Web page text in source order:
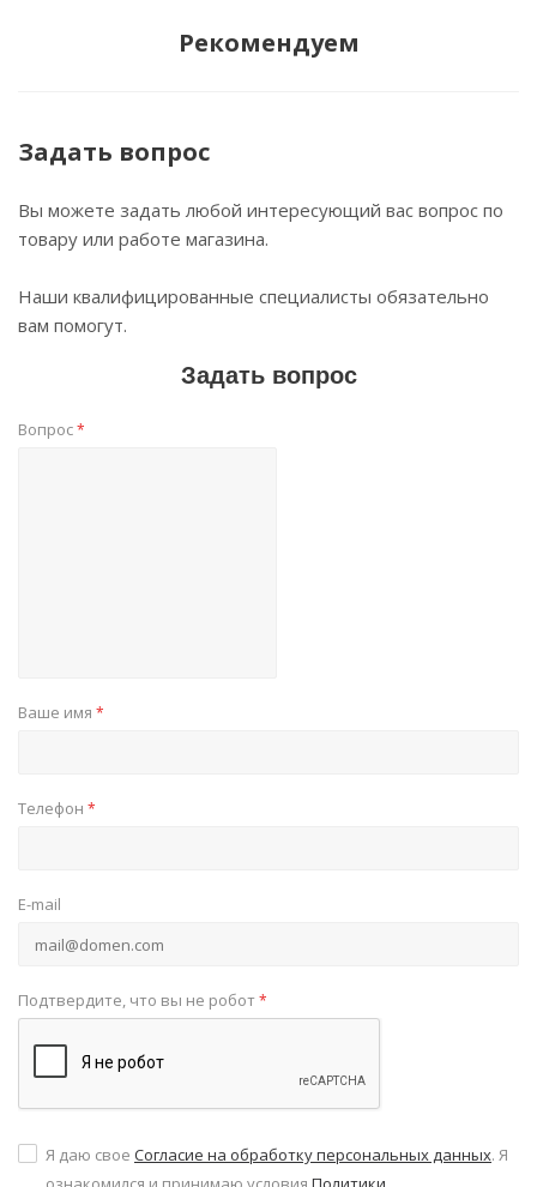
Рекомендуем
Задать вопрос
Вы можете задать любой интересующий вас вопрос по
товару или работе магазина.
Наши квалифицированные специалисты обязательно
вам помогут.
Задать вопрос
Вопрос*
Ваше имя *
Телефон *
E-mail
Подтвердите, что вы не робот*
Я даю свое Согласие на обработку персональных данных. Я